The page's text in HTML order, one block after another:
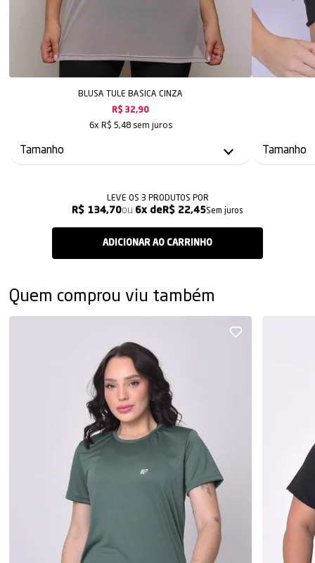
BLUSA TULE BASICA CINZA
R$ 32,90
6x R$ 5,48 sem juros
LEVE OS 3 PRODUTOS
R$ 134,70 6x R$ 22,45Sem juros
Quem comprou viu também